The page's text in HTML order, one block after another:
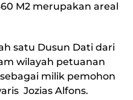
M2 merupakan areal
satu Dusun Dati dari
wilayah petuanan
milik pemohon
Jozias Alfons.